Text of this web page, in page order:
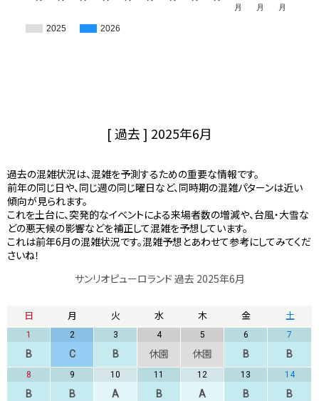
2025 2026
月
月
月
[ 過去 ] 2025年6月
過去の混雑状況は、混雑を予測するための重要な情報です。
前年の同じ日や、同じ週の同じ曜日など、同時期の混雑パターンは近い
傾向が見られます。
これを土台に、突発的なイベントによる来場者数の増減や、台風・大雪な
どの悪天候の影響などを補正して混雑を予想しています。
これは前年6月の混雑状況です。混雑予想とあわせて参考にしてみてくだ
さいね！
サンリオピューロランド 過去 2025年6月
日 月 火 水 木 金 土
1
B
2
C
3
B
4
休園
5
休園
6
B
7
B
8
B
9
B
10
A
11
B
12
A
13
B
14
B